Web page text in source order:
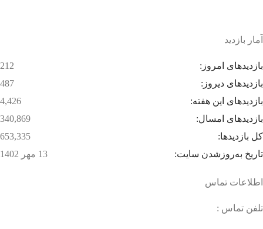
آمار بازدید
بازدیدهای امروز:
212
بازدیدهای دیروز:
487
بازدیدهای این هفته:
4,426
بازدیدهای امسال:
340,869
کل بازدیدها:
653,335
تاریخ به‌روزشدن سایت:
13 مهر 1402
اطلاعات تماس
تلفن تماس :